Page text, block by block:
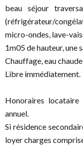
beau séjour
(réfrigérateur/
micro-ondes, lave-
1m05 de hauteur, une
Chauffage, eau
Libre immédiatement.
Honoraires
annuel.
Si résidence
loyer charges